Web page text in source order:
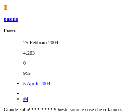
B
basilio
Utente
25 Febbraio 2004
4,203
0
915
5 Aprile 2004
#4
Grande Palla!!!!!!!!!!!!!!!!!!Queste sono le cose che ci fanno